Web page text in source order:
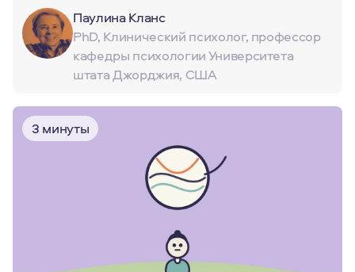
Паулина Кланс
PhD, Клинический психолог, профессор
кафедры психологии Университета
штата Джорджия, США
3 минуты